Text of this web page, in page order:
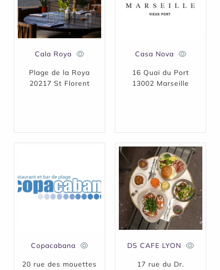
Cala Roya
Plage de la Roya
20217 St Florent
Casa Nova
16 Quai du Port
13002 Marseille
Copacabana
20 rue des mouettes
DS CAFE LYON
17 rue du Dr.